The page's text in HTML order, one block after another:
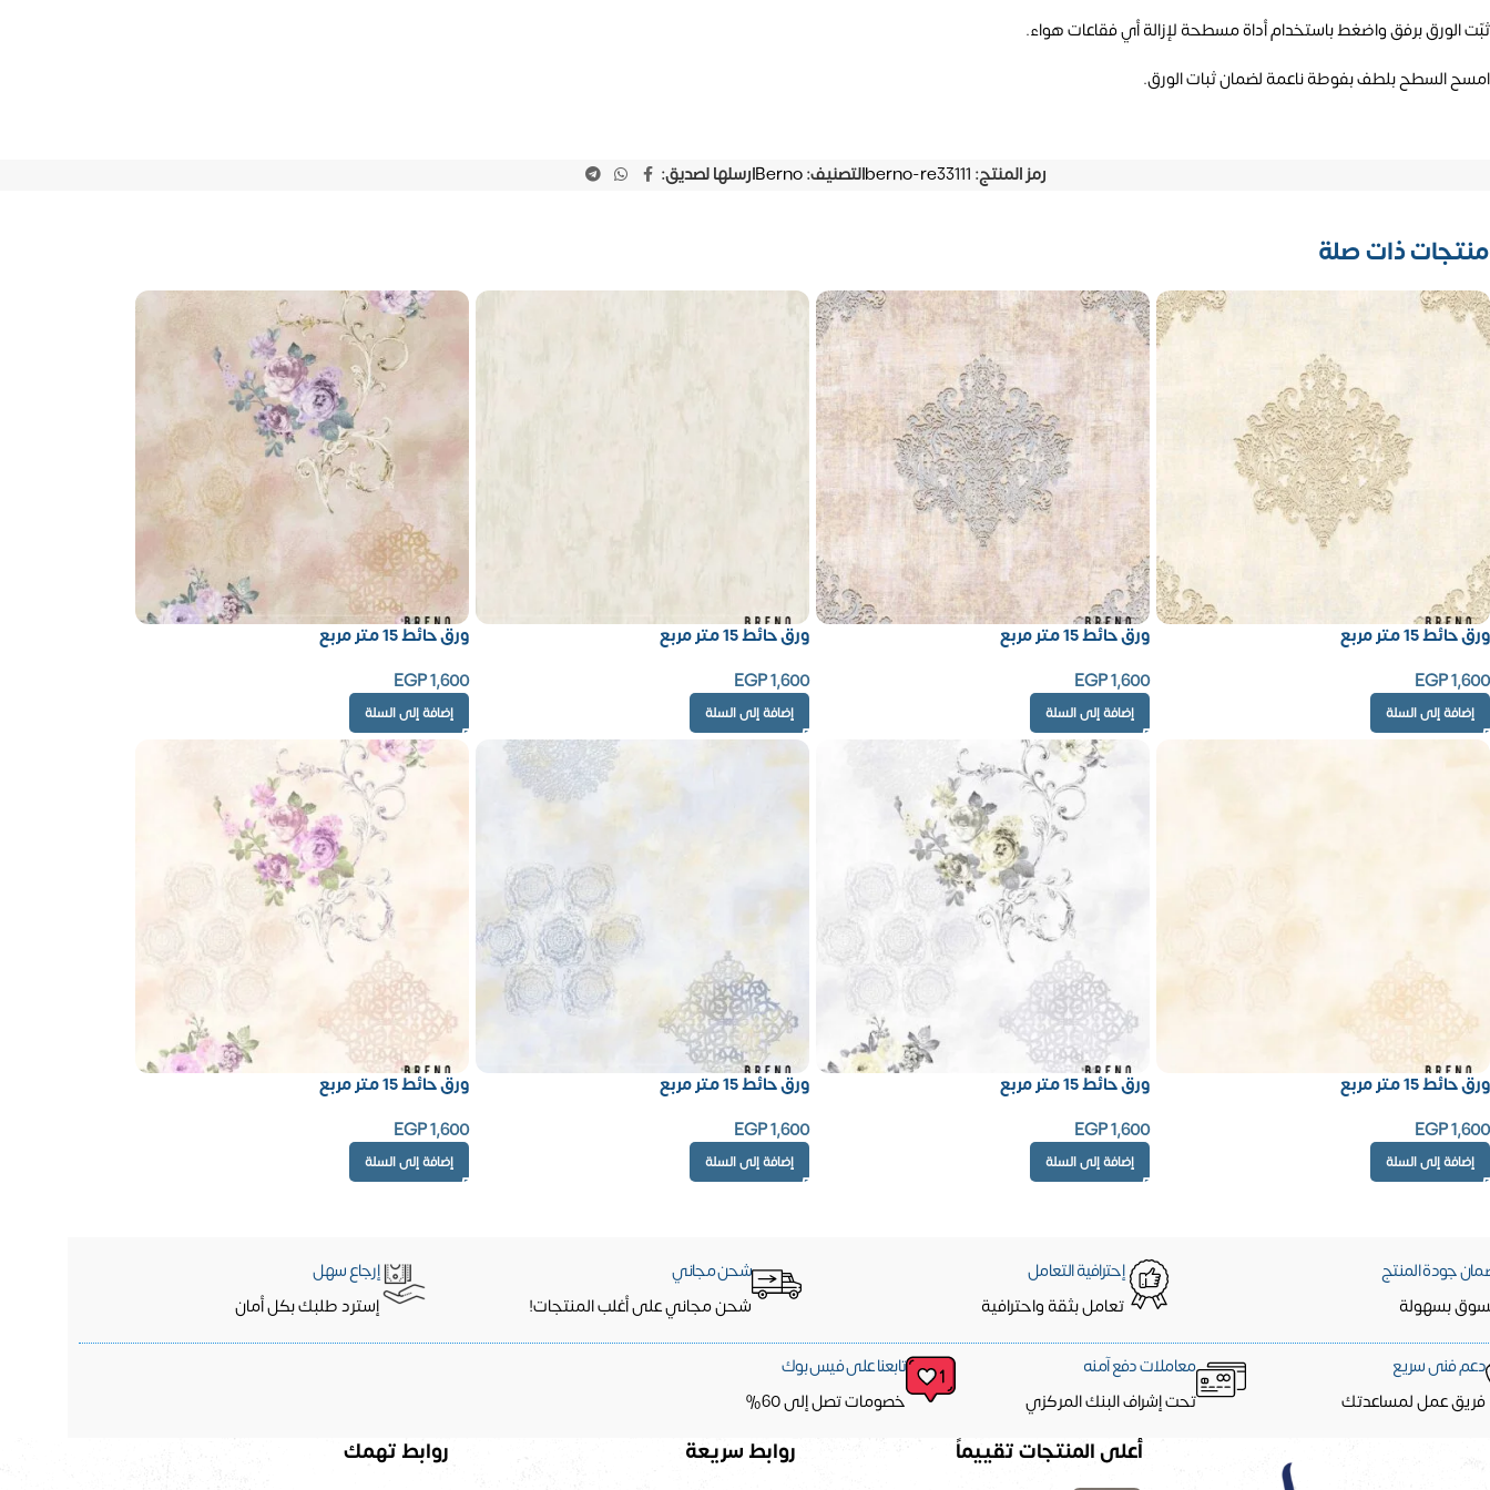
ثبّت الورق برفق واضغط باستخدام أداة مسطحة لإزالة أي فقاعات هواء.
امسح السطح بلطف بفوطة ناعمة لضمان ثبات الورق.
رمز المنتج: berno-re33111التصنيف:Bernoارسلها لصديق:
منتجات ذات صلة
ورق حائط 15 متر مربع
EGP1,600
إضافة إلى السلة
ورق حائط 15 متر مربع
EGP1,600
إضافة إلى السلة
ورق حائط 15 متر مربع
EGP1,600
إضافة إلى السلة
ورق حائط 15 متر مربع
EGP1,600
إضافة إلى السلة
ورق حائط 15 متر مربع
EGP1,600
إضافة إلى السلة
ورق حائط 15 متر مربع
EGP1,600
إضافة إلى السلة
ورق حائط 15 متر مربع
EGP1,600
إضافة إلى السلة
ورق حائط 15 متر مربع
EGP1,600
إضافة إلى السلة
جودة المنتج
بسهولة
إحترافية التعامل
تعامل بثقة واحترافية
شحن مجاني
شحن مجاني على أغلب المنتجات!
إرجاع سهل
إسترد طلبك بكل أمان
دعم فنى سريع
فريق عمل لمساعدتك
معاملات دفع آمنه
تحت إشراف البنك المركزي
تابعنا على فيس بوك
خصومات تصل إلى 60%
أعلى المنتجات تقييماً روابط سريعة روابط تهمك